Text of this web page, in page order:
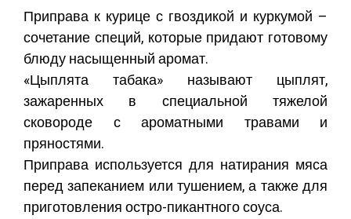
Приправа к курице с гвоздикой и куркумой –
сочетание специй, которые придают готовому
блюду насыщенный аромат.
«Цыплята табака» называют цыплят,
зажаренных в специальной тяжелой
сковороде с ароматными травами и
пряностями.
Приправа используется для натирания мяса
перед запеканием или тушением, а также для
приготовления остро-пикантного соуса.